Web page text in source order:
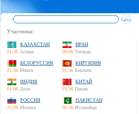
Участники:
КАЗАХСТАН
01:36 Астана
ИРАН
00:06 Тегеран
БЕЛОРУССИЯ
22:36 Минск
КИРГИЗИЯ
01:36 Бишкек
ИНДИЯ
01:06 Дели
КИТАЙ
03:36 Пекин
РОССИЯ
23:36 Москва
ПАКИСТАН
00:36 Исламабад